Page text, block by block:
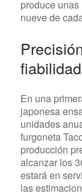
produce
nueve de
fiabilidad
En una
japonesa
unidades
furgoneta
producción
alcanzar los
estará en
las